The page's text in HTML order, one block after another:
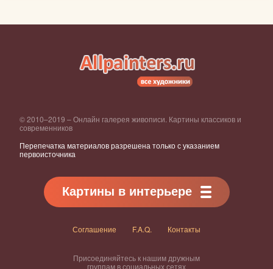
© 2010–2019 – Онлайн галерея живописи. Картины классиков и
современников
Перепечатка материалов разрешена только с указанием
первоисточника
Картины в интерьере
Соглашение F.A.Q. Контакты
Присоединяйтесь к нашим дружным
группам в социальных сетях